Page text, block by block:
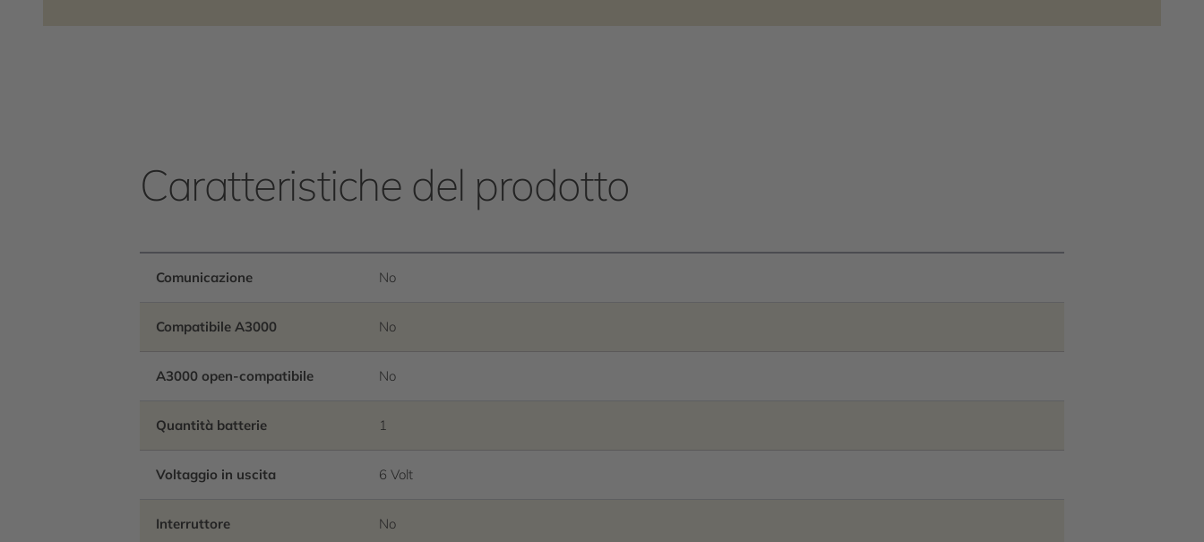
Caratteristiche del prodotto
Comunicazione No
Compatibile A3000 No
A3000 open-compatibile No
Quantità batterie 1
Voltaggio in uscita 6 Volt
Interruttore No